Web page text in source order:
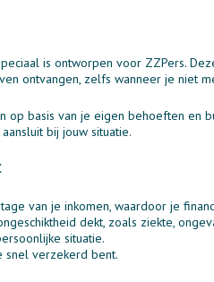
is ontworpen voor ZZPers.
ontvangen, zelfs wanneer je niet
basis van je eigen behoeften en
bij jouw situatie.
van je inkomen, waardoor je
dekt, zoals ziekte,
situatie.
snel verzekerd bent.